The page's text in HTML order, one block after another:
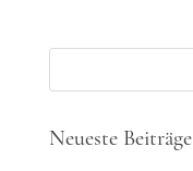
Neueste Beiträge